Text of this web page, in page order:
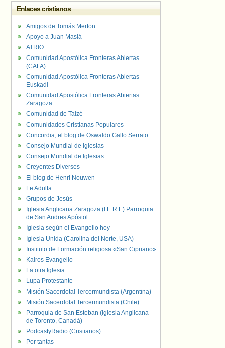
Enlaces cristianos
Amigos de Tomás Merton
Apoyo a Juan Masiá
ATRIO
Comunidad Apostólica Fronteras Abiertas
(CAFA)
Comunidad Apostólica Fronteras Abiertas
Euskadi
Comunidad Apostólica Fronteras Abiertas
Zaragoza
Comunidad de Taizé
Comunidades Cristianas Populares
Concordia, el blog de Oswaldo Gallo Serrato
Consejo Mundial de Iglesias
Consejo Mundial de Iglesias
Creyentes Diverses
El blog de Henri Nouwen
Fe Adulta
Grupos de Jesús
Iglesia Anglicana Zaragoza (I.E.R.E) Parroquia
de San Andres Apóstol
Iglesia según el Evangelio hoy
Iglesia Unida (Carolina del Norte, USA)
Instituto de Formación religiosa «San Cipriano»
Kairos Evangelio
La otra Iglesia.
Lupa Protestante
Misión Sacerdotal Tercermundista (Argentina)
Misión Sacerdotal Tercermundista (Chile)
Parroquia de San Esteban (Iglesia Anglicana
de Toronto, Canadá)
PodcastyRadio (Cristianos)
Por tantas